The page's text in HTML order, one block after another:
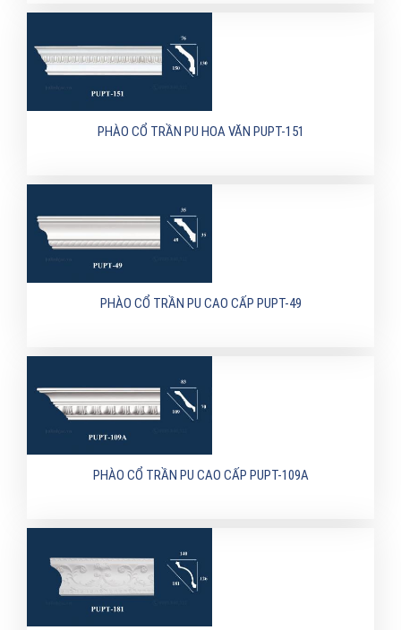
PHÀO CỔ TRẦN PU HOA VĂN PUPT-151
PHÀO CỔ TRẦN PU CAO CẤP PUPT-49
PHÀO CỔ TRẦN PU CAO CẤP PUPT-109A